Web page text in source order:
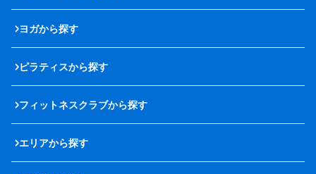
ヨガから探す
ピラティスから探す
フィットネスクラブから探す
エリアから探す